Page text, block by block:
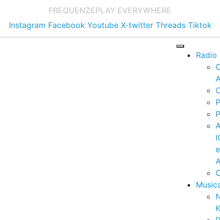
FREQUENZEPLAY EVERYWHERE
Instagram Facebook Youtube X-twitter Threads Tiktok
Radio
e